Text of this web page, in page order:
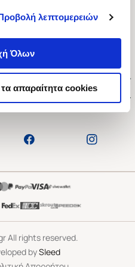
λεπτομερειών
Όλων
απαραίτητα cookies
Αθήνα 106 79
09:00-21:00
All rights reserved.
bySleed